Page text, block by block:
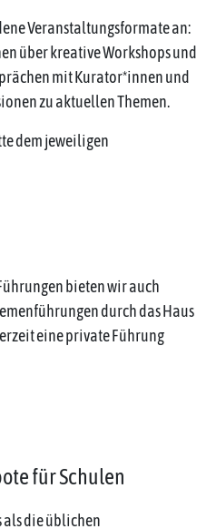
Veranstaltungsformate an:
über kreative Workshops und
mit Kurator*innen und
zu aktuellen Themen.
dem jeweiligen
bieten wir auch
durch das Haus
eine private Führung
für Schulen
als die üblichen